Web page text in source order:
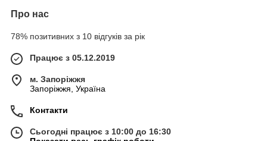
Про нас
78% позитивних з 10 відгуків за рік
Працює з 05.12.2019
м. Запоріжжя
Запоріжжя, Україна
Контакти
Сьогодні працює з 10:00 до 16:30